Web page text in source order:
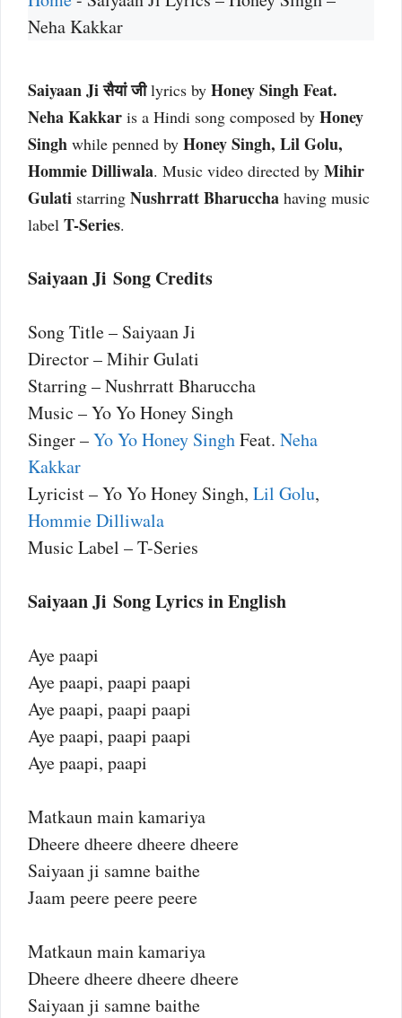
Neha Kakkar
Saiyaan Ji सैयां जीlyrics by Honey Singh Feat.
Neha Kakkar is a Hindi song composed by Honey
Singh while penned by Honey Singh, Lil Golu,
Hommie Dilliwala. Music video directed by Mihir
Gulati starring Nushrratt Bharuccha having music
label T-Series.
Saiyaan Ji Song Credits
Song Title – Saiyaan Ji
Director – Mihir Gulati
Starring – Nushrratt Bharuccha
Music – Yo Yo Honey Singh
Singer –Yo Yo Honey SinghFeat. Neha
Kakkar
Lyricist – Yo Yo Honey Singh, Lil Golu,
Hommie Dilliwala
Music Label – T-Series
Saiyaan Ji Song Lyrics in English
Aye paapi
Aye paapi, paapi paapi
Aye paapi, paapi paapi
Aye paapi, paapi paapi
Aye paapi, paapi
Matkaun main kamariya
Dheere dheere dheere dheere
Saiyaan ji samne baithe
Jaam peere peere peere
Matkaun main kamariya
Dheere dheere dheere dheere
Saiyaan ji samne baithe